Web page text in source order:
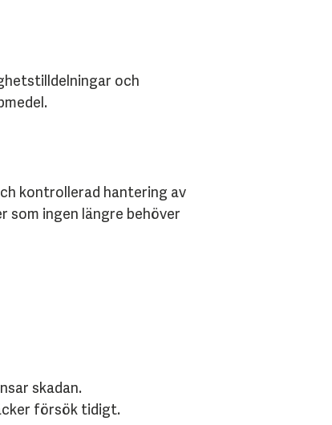
och
kontrollerad hantering av
som ingen längre behöver
skadan.
försök tidigt.